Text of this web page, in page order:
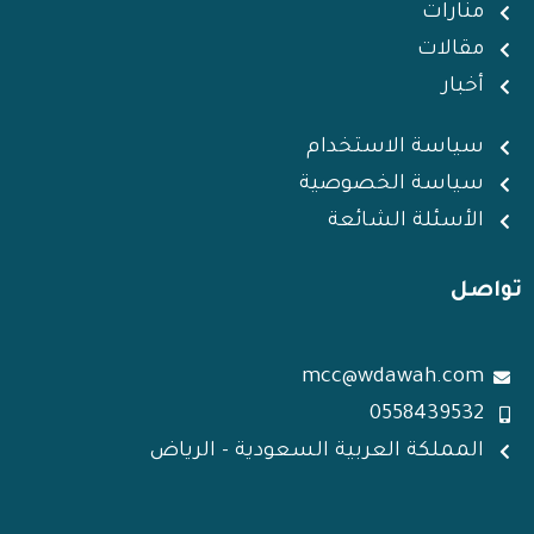
n
r
a
منارات
مقالات
أخبار
سياسة الاستخدام
سياسة الخصوصية
الأسئلة الشائعة
تواصل
mcc@wdawah.com
0558439532
المملكة العربية السعودية - الرياض